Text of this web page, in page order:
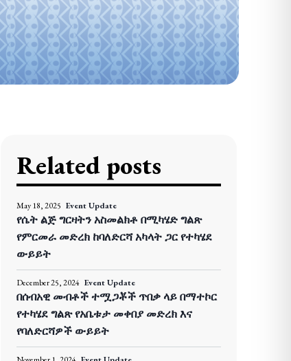
Related posts
May 18, 2025 Event Update
የሴት ልጅ ግርዛትን አስመልክቶ በሚካሄድ ግልጽ
የምርመራ መድረክ ከባለድርሻ አካላት ጋር የተካሄደ
ውይይት
December 25, 2024 Event Update
በሰብአዊ መብቶች ተሟጋቾች ጥበቃ ላይ በማተኮር
የተካሄደ ግልጽ የአቤቱታ መቀበያ መድረክ እና
የባለድርሻዎች ውይይት